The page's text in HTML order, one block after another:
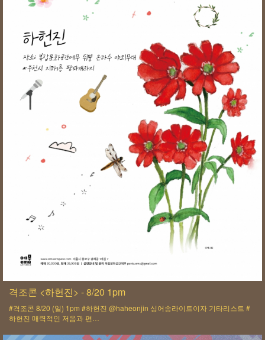
격조콘 <하헌진> - 8/20 1pm
#격조콘 8/20 (일) 1pm #하헌진 @haheonjin 싱어송라이트이자 기타리스트 #
하헌진 매력적인 저음과 편…